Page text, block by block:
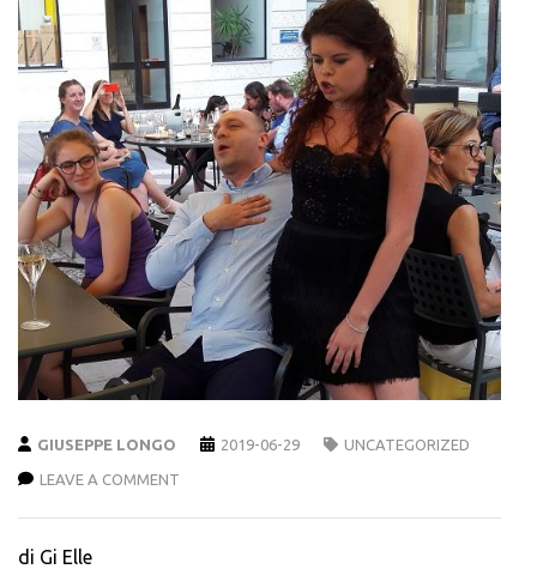
GIUSEPPE LONGO 2019-06-29 UNCATEGORIZED
LEAVE A COMMENT
di Gi Elle